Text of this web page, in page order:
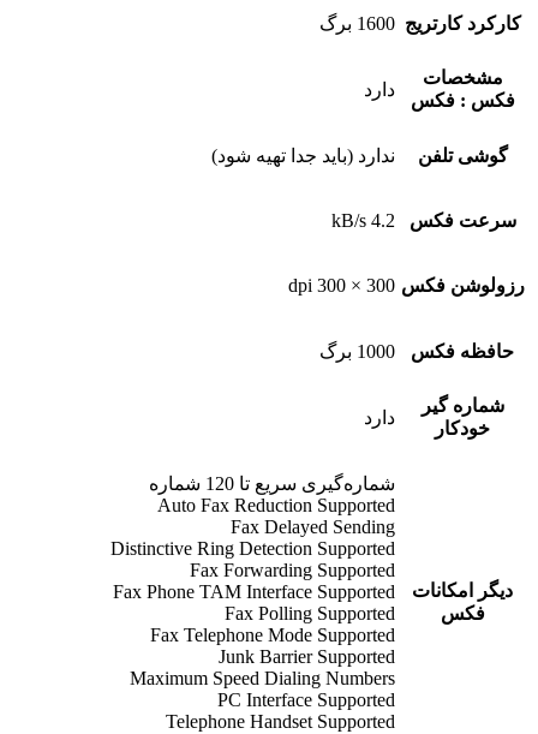
کارکرد کارتریج 1600 برگ
مشخصات
فکس : فکس
دارد
گوشی تلفن ندارد (باید جدا تهیه شود)
سرعت فکس 4.2 kB/s
رزولوشن فکس 300 × 300 dpi
حافظه فکس 1000 برگ
شماره گیر
خودکار
دارد
دیگر امکانات
فکس
شماره‌گیری سریع تا 120 شماره
Auto Fax Reduction Supported
Fax Delayed Sending
Distinctive Ring Detection Supported
Fax Forwarding Supported
Fax Phone TAM Interface Supported
Fax Polling Supported
Fax Telephone Mode Supported
Junk Barrier Supported
Maximum Speed Dialing Numbers
PC Interface Supported
Telephone Handset Supported